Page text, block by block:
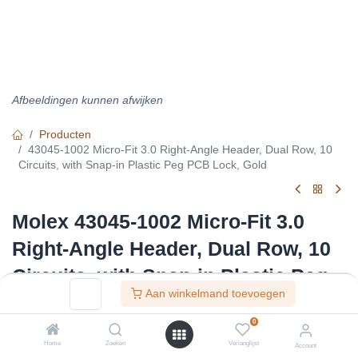
Aan winkelmand toevoegen
Home Zoeken
0
Verlanglijst Account
Afbeeldingen kunnen afwijken
Producten
43045-1002 Micro-Fit 3.0 Right-Angle Header, Dual Row, 10
Circuits, with Snap-in Plastic Peg PCB Lock, Gold
Molex 43045-1002 Micro-Fit 3.0
Right-Angle Header, Dual Row,
10 Circuits, with Snap-in Plastic
Peg PCB Lock, Gold
Artikelnummer : F30451002